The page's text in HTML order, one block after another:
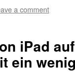
a comment
iPad
ein